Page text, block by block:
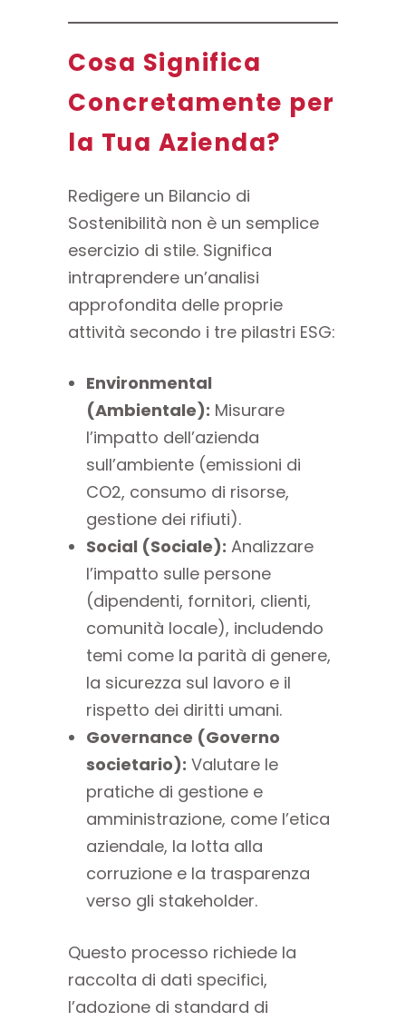
Cosa Significa
Concretamente per
la Tua Azienda?
Redigere un Bilancio di
Sostenibilità non è un semplice
esercizio di stile. Significa
intraprendere un’analisi
approfondita delle proprie
attività secondo i tre pilastri ESG:
Environmental
(Ambientale): Misurare
l’impatto dell’azienda
sull’ambiente (emissioni di
CO2, consumo di risorse,
gestione dei rifiuti).
Social (Sociale): Analizzare
l’impatto sulle persone
(dipendenti, fornitori, clienti,
comunità locale), includendo
temi come la parità di genere,
la sicurezza sul lavoro e il
rispetto dei diritti umani.
Governance (Governo
societario): Valutare le
pratiche di gestione e
amministrazione, come l’etica
aziendale, la lotta alla
corruzione e la trasparenza
verso gli stakeholder.
Questo processo richiede la
raccolta di dati specifici,
l’adozione di standard di